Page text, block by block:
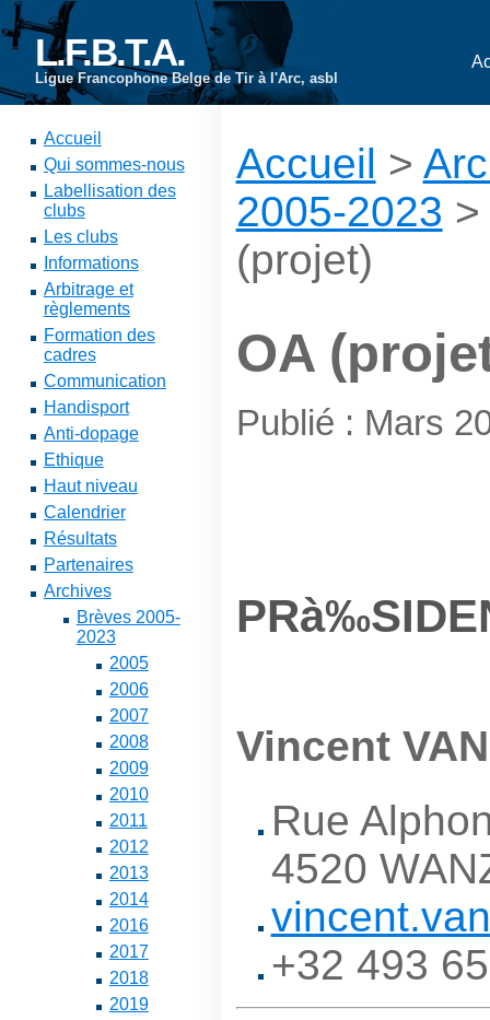
L.F.B.T.A.
Ligue Francophone Belge de Tir à l'Arc, asbl
Accueil
Qui sommes-nous
Labellisation des
clubs
Les clubs
Informations
Arbitrage et
règlements
Formation des
cadres
Communication
Handisport
Anti-dopage
Ethique
Haut niveau
Calendrier
Résultats
Partenaires
Archives
Brèves 2005-
2023
2005
2006
2007
2008
2009
2010
2011
2012
2013
2014
2016
2017
2018
2019
Accueil >
2005-2023
(projet)
OA
Publié : Mars
Vincent
Rue
4520
+32 493